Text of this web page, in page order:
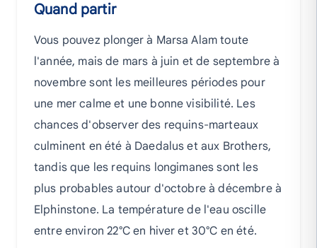
Quand partir
Vous pouvez plonger à Marsa Alam toute
l'année, mais de mars à juin et de septembre à
novembre sont les meilleures périodes pour
une mer calme et une bonne visibilité. Les
chances d'observer des requins-marteaux
culminent en été à Daedalus et aux Brothers,
tandis que les requins longimanes sont les
plus probables autour d'octobre à décembre à
Elphinstone. La température de l'eau oscille
entre environ 22°C en hiver et 30°C en été.